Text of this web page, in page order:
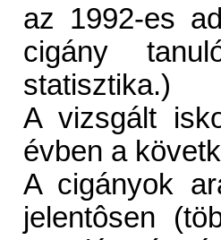
az 1992-es
cigány
statisztika.)
A vizsgált
évben a
A cigányok
jelentôsen